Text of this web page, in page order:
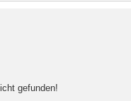
gefunden!